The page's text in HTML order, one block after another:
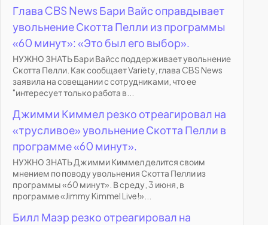
Глава CBS News Бари Вайс оправдывает
увольнение Скотта Пелли из программы
«60 минут»: «Это был его выбор».
НУЖНО ЗНАТЬ Бари Вайсс поддерживает увольнение
Скотта Пелли. Как сообщает Variety, глава CBS News
заявила на совещании с сотрудниками, что ее
"интересует только работа в...
Джимми Киммел резко отреагировал на
«трусливое» увольнение Скотта Пелли в
программе «60 минут».
НУЖНО ЗНАТЬ Джимми Киммел делится своим
мнением по поводу увольнения Скотта Пелли из
программы «60 минут». В среду, 3 июня, в
программе «Jimmy Kimmel Live!»...
Билл Маэр резко отреагировал на